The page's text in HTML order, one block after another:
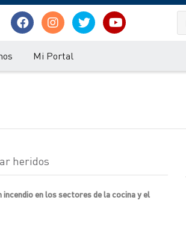
Mi Portal
heridos
incendio en los sectores de la cocina y el